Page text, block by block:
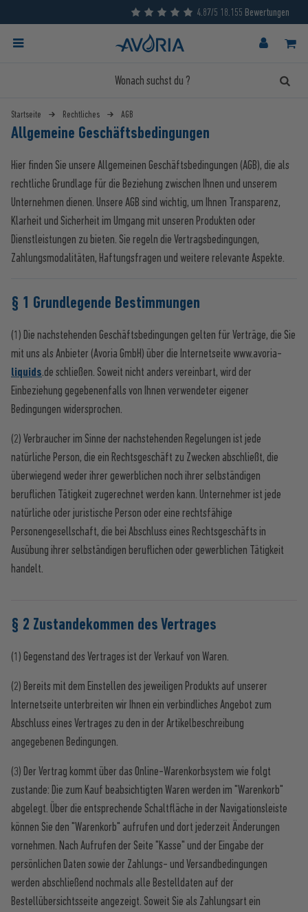
4.87/5 18.155 Bewertungen
Startseite Rechtliches AGB
Allgemeine Geschäftsbedingungen
Hier finden Sie unsere Allgemeinen Geschäftsbedingungen (AGB), die als
rechtliche Grundlage für die Beziehung zwischen Ihnen und unserem
Unternehmen dienen. Unsere AGB sind wichtig, um Ihnen Transparenz,
Klarheit und Sicherheit im Umgang mit unseren Produkten oder
Dienstleistungen zu bieten. Sie regeln die Vertragsbedingungen,
Zahlungsmodalitäten, Haftungsfragen und weitere relevante Aspekte.
§ 1 Grundlegende Bestimmungen
(1) Die nachstehenden Geschäftsbedingungen gelten für Verträge, die Sie
mit uns als Anbieter (Avoria GmbH) über die Internetseite www.avoria-
liquids.de schließen. Soweit nicht anders vereinbart, wird der
Einbeziehung gegebenenfalls von Ihnen verwendeter eigener
Bedingungen widersprochen.
(2) Verbraucher im Sinne der nachstehenden Regelungen ist jede
natürliche Person, die ein Rechtsgeschäft zu Zwecken abschließt, die
überwiegend weder ihrer gewerblichen noch ihrer selbständigen
beruflichen Tätigkeit zugerechnet werden kann. Unternehmer ist jede
natürliche oder juristische Person oder eine rechtsfähige
Personengesellschaft, die bei Abschluss eines Rechtsgeschäfts in
Ausübung ihrer selbständigen beruflichen oder gewerblichen Tätigkeit
handelt.
§ 2 Zustandekommen des Vertrages
(1) Gegenstand des Vertrages ist der Verkauf von Waren.
(2) Bereits mit dem Einstellen des jeweiligen Produkts auf unserer
Internetseite unterbreiten wir Ihnen ein verbindliches Angebot zum
Abschluss eines Vertrages zu den in der Artikelbeschreibung
angegebenen Bedingungen.
(3) Der Vertrag kommt über das Online-Warenkorbsystem wie folgt
zustande: Die zum Kauf beabsichtigten Waren werden im "Warenkorb"
abgelegt. Über die entsprechende Schaltfläche in der Navigationsleiste
können Sie den "Warenkorb" aufrufen und dort jederzeit Änderungen
vornehmen. Nach Aufrufen der Seite "Kasse" und der Eingabe der
persönlichen Daten sowie der Zahlungs- und Versandbedingungen
werden abschließend nochmals alle Bestelldaten auf der
Bestellübersichtsseite angezeigt. Soweit Sie als Zahlungsart ein